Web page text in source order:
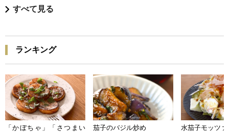
すべて見る
ランキング
「かぼちゃ」「さつまい
茄子のバジル炒め 水茄子モッツァ